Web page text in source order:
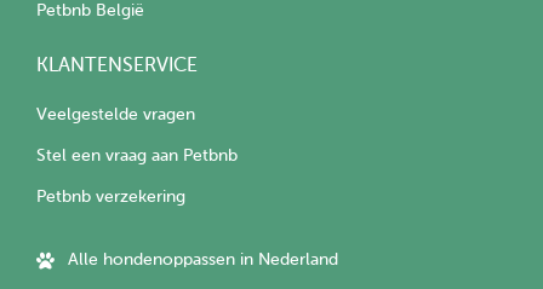
Petbnb België
KLANTENSERVICE
Veelgestelde vragen
Stel een vraag aan Petbnb
Petbnb verzekering
Alle hondenoppassen in Nederland